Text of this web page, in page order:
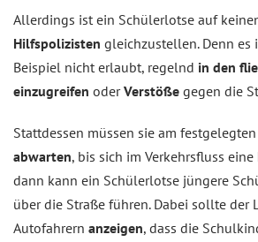
Allerdings ist ein Schülerlotse auf
Hilfspolizisten gleichzustellen. Denn es
Beispiel nicht erlaubt, regelnd in den
einzugreifen oderVerstöße gegen die
Stattdessen müssen sie am
abwarten, bis sich im Verkehrsfluss eine
dann kann ein Schülerlotse jüngere
über die Straße führen. Dabei sollte der
Autofahrern anzeigen, dass die